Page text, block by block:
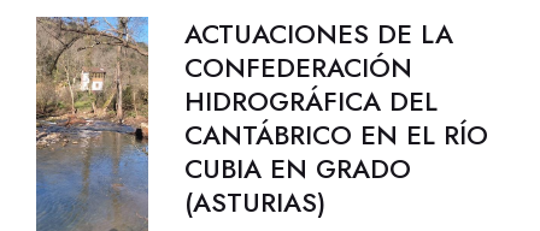
ACTUACIONES DE LA
CONFEDERACIÓN
HIDROGRÁFICA DEL
CANTÁBRICO EN EL RÍO
CUBIA EN GRADO
(ASTURIAS)